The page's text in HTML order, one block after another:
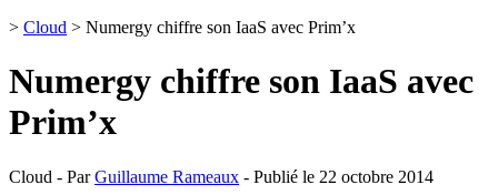
> Cloud > Numergy chiffre son IaaS avec Prim’x
Numergy chiffre son IaaS avec
Prim’x
Cloud - ParGuillaume Rameaux - Publié le 22 octobre 2014